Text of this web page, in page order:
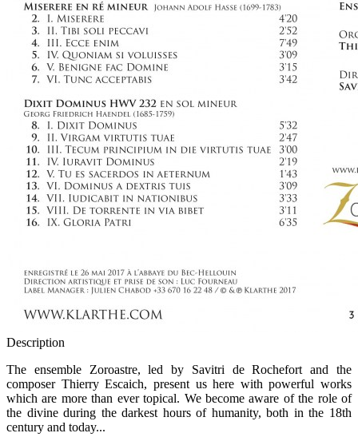
Description
The ensemble Zoroastre, led by Savitri de Rochefort and the
composer Thierry Escaich, present us here with powerful works
which are more than ever topical. We become aware of the role of
the divine during the darkest hours of humanity, both in the 18th
century and today...